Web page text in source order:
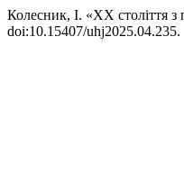
Колесник, І. «ХХ століття з
doi:10.15407/uhj2025.04.235.